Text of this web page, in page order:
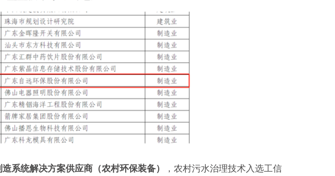
系统解决方案供应商（农村环保装备）
，农村污水治理技术入选工信